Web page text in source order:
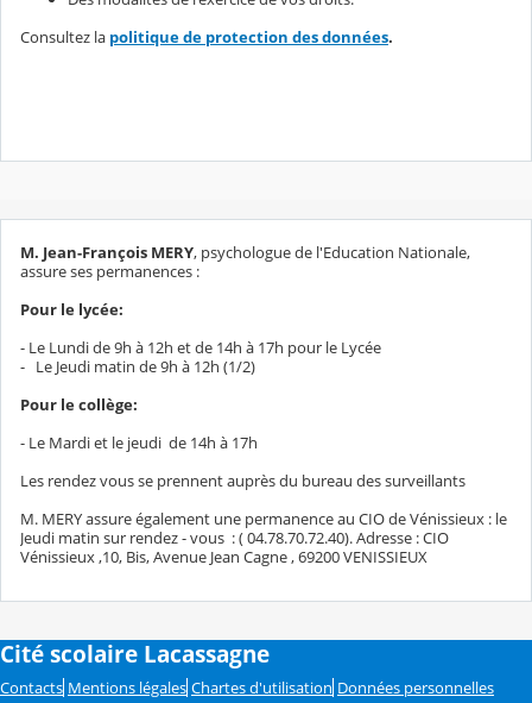
Consultez la politique de protection des données.
M. Jean-François MERY, psychologue de l'Education Nationale,
assure ses permanences :
Pour le lycée:
- Le Lundi de 9h à 12h et de 14h à 17h pour le Lycée
- Le Jeudi matin de 9h à 12h (1/2)
Pour le collège:
- Le Mardi et le jeudi de 14h à 17h
Les rendez vous se prennent auprès du bureau des surveillants
M. MERY assure également une permanence au CIO de Vénissieux : le
Jeudi matin sur rendez - vous : ( 04.78.70.72.40). Adresse : CIO
Vénissieux ,10, Bis, Avenue Jean Cagne , 69200 VENISSIEUX
Cité scolaire Lacassagne
Contacts Mentions légales Chartes d'utilisation Données personnelles